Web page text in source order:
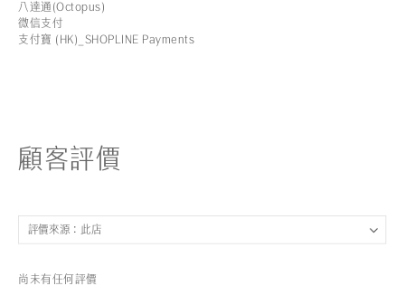
八達通(Octopus)
微信支付
支付寶 (HK)_SHOPLINE Payments
顧客評價
尚未有任何評價